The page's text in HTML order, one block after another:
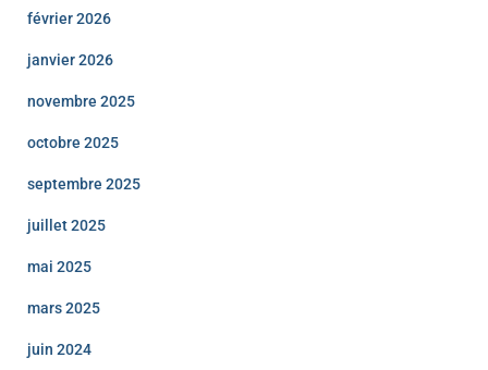
février 2026
janvier 2026
novembre 2025
octobre 2025
septembre 2025
juillet 2025
mai 2025
mars 2025
juin 2024